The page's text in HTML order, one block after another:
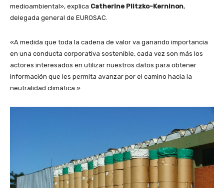
medioambiental», explica Catherine Plitzko-Kerninon,
delegada general de EUROSAC.
«A medida que toda la cadena de valor va ganando importancia
en una conducta corporativa sostenible, cada vez son más los
actores interesados en utilizar nuestros datos para obtener
información que les permita avanzar por el camino hacia la
neutralidad climática.»